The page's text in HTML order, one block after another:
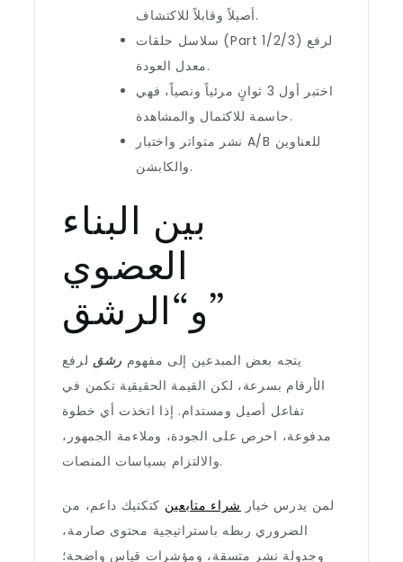
أصيلاً وقابلاً للاكتشاف.
سلاسل حلقات (Part 1/2/3) لرفع
معدل العودة.
اختبر أول 3 ثوانٍ مرئياً ونصياً، فهي
حاسمة للاكتمال والمشاهدة.
نشر متواتر واختبار A/B للعناوين
والكابشن.
بين البناء
العضوي
و“الرشق”
يتجه بعض المبدعين إلى مفهوم رشق لرفع
الأرقام بسرعة، لكن القيمة الحقيقية تكمن في
تفاعل أصيل ومستدام. إذا اتخذت أي خطوة
مدفوعة، احرص على الجودة، وملاءمة الجمهور،
والالتزام بسياسات المنصات.
لمن يدرس خيار شراء متابعين كتكتيك داعم، من
الضروري ربطه باستراتيجية محتوى صارمة،
وجدولة نشر متسقة، ومؤشرات قياس واضحة؛